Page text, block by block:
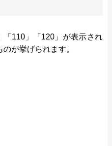
「110」「120」が表示され
が挙げられます。